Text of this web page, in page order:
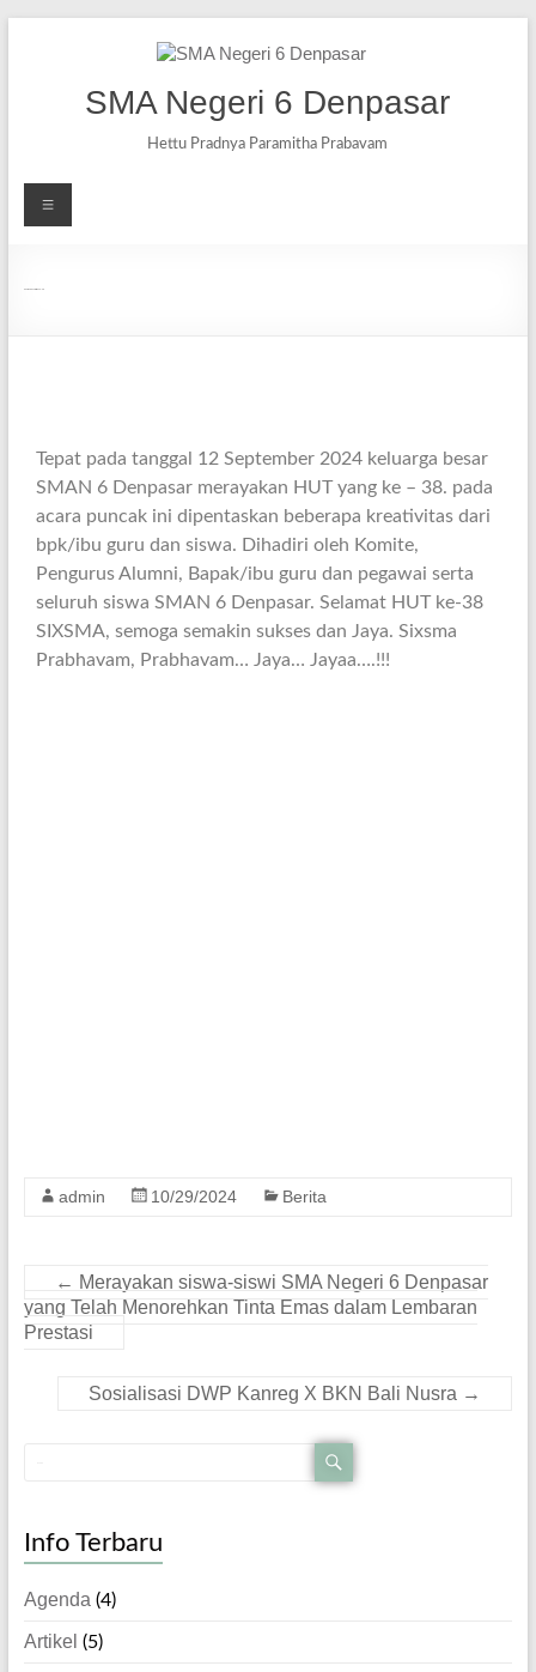
SMA Negeri 6 Denpasar
Hettu Pradnya Paramitha Prabavam
Tepat pada tanggal 12 September 2024 keluarga besar
SMAN 6 Denpasar merayakan HUT yang ke – 38. pada
acara puncak ini dipentaskan beberapa kreativitas dari
bpk/ibu guru dan siswa. Dihadiri oleh Komite,
Pengurus Alumni, Bapak/ibu guru dan pegawai serta
seluruh siswa SMAN 6 Denpasar. Selamat HUT ke-38
SIXSMA, semoga semakin sukses dan Jaya. Sixsma
Prabhavam, Prabhavam… Jaya… Jayaa….!!!
admin 10/29/2024 Berita
← Merayakan siswa-siswi SMA Negeri 6 Denpasar
yang Telah Menorehkan Tinta Emas dalam Lembaran
Prestasi
Sosialisasi DWP Kanreg X BKN Bali Nusra →
Info Terbaru
Agenda (4)
Artikel (5)